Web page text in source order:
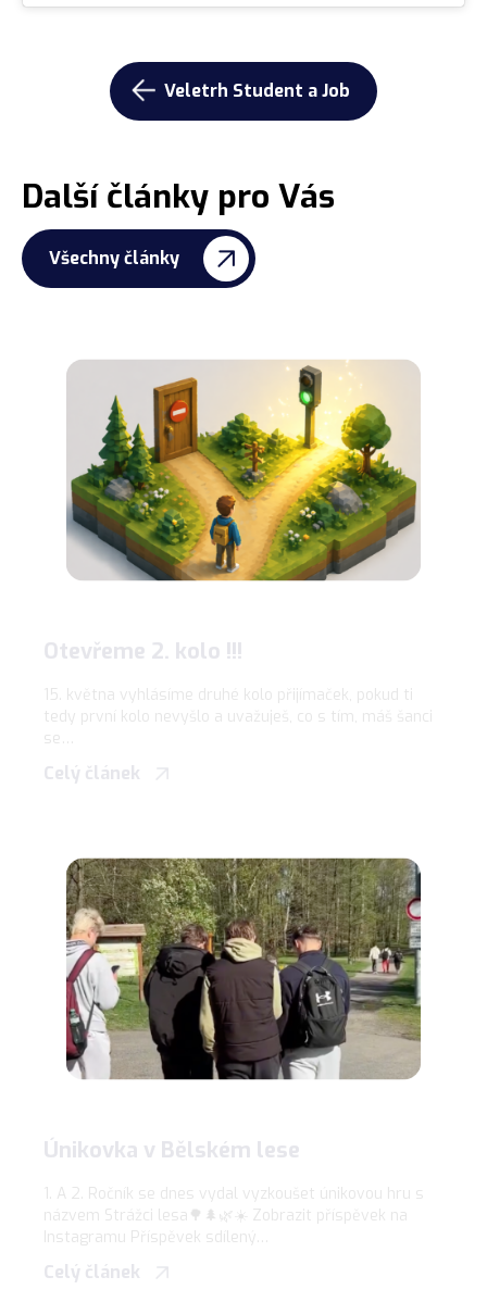
Veletrh Student a Job
Další články pro Vás
Všechny články
Otevřeme 2. kolo !!!
15. května vyhlásíme druhé kolo přijímaček, pokud ti
tedy první kolo nevyšlo a uvažuješ, co s tím, máš šanci
se…
Celý článek
Únikovka v Bělském lese
1. A 2. Ročník se dnes vydal vyzkoušet únikovou hru s
názvem Strážci lesa🌳🌲🌿☀️ Zobrazit příspěvek na
Instagramu Příspěvek sdílený…
Celý článek